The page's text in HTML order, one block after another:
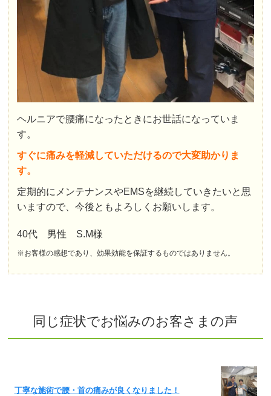
ヘルニアで腰痛になったときにお世話になっていま
す。
すぐに痛みを軽減していただけるので大変助かりま
す。
定期的にメンテナンスやEMSを継続していきたいと思
いますので、今後ともよろしくお願いします。
40代 男性 S.M様
※お客様の感想であり、効果効能を保証するものではありません。
同じ症状でお悩みのお客さまの声
丁寧な施術で腰・首の痛みが良くなりました！